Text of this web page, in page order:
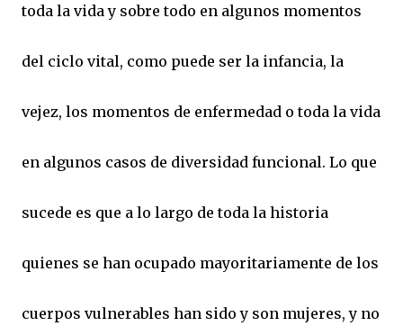
toda la vida y sobre todo en algunos momentos
del ciclo vital, como puede ser la infancia, la
vejez, los momentos de enfermedad o toda la vida
en algunos casos de diversidad funcional. Lo que
sucede es que a lo largo de toda la historia
quienes se han ocupado mayoritariamente de los
cuerpos vulnerables han sido y son mujeres, y no